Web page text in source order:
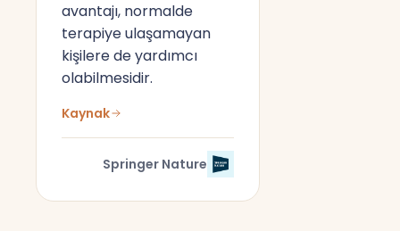
avantajı, normalde
terapiye ulaşamayan
kişilere de yardımcı
olabilmesidir.
Kaynak
Springer Nature